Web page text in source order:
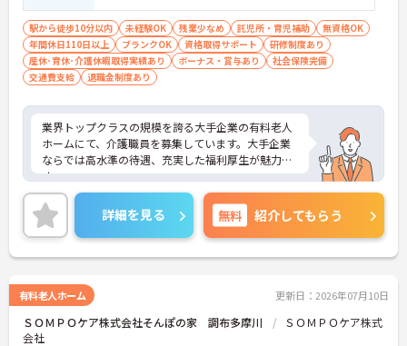
駅から徒歩10分以内 未経験OK 残業少なめ 託児所・育児補助
無資格OK
年間休日110日以上
ブランクOK 資格取得サポート
研修制度あり
産休･育休･介護休暇取得実績あり
ボーナス・賞与あり
社会保険完備
交通費支給
退職金制度あり
業界トップクラスの規模を誇る大手企業の有料老人
ホームにて、介護職員を募集しています。大手企業
ならでは高水準の待遇、充実した福利厚生が魅力で
す。
ご興味ある方には、面接対策ポイントなど、さらに
詳細をお話しいたしますのでお気軽にご相談くださ
い。
詳細を見る 無料 紹介してもらう
有料老人ホーム 更新日：2026年07月10日
ＳＯＭＰＯケア株式会社そんぽの家 調布多摩川
ＳＯＭＰＯケア株式
会社